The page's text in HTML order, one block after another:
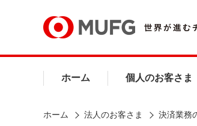
ホーム 個人のお客さま
ホーム 法人のお客さま 決済業務